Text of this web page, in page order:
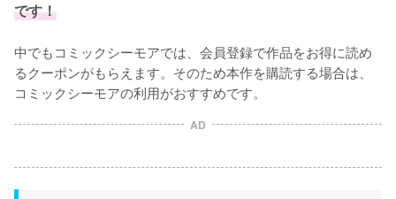
です！
中でもコミックシーモアでは、会員登録で作品をお得に読め
るクーポンがもらえます。そのため本作を購読する場合は、
コミックシーモアの利用がおすすめです。
AD